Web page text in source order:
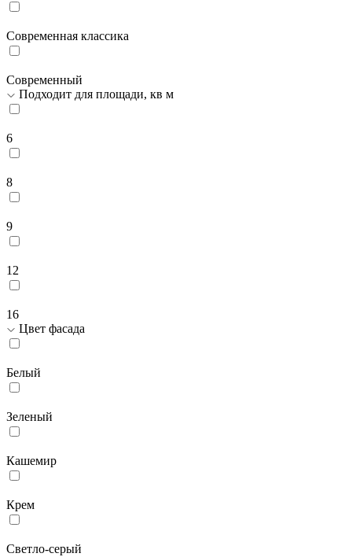
Современная классика
Современный
Подходит для площади, кв м
6
8
9
12
16
Цвет фасада
Белый
Зеленый
Кашемир
Крем
Светло-серый